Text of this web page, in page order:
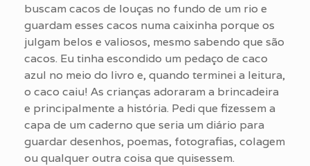
buscam cacos de louças no fundo de um rio e
guardam esses cacos numa caixinha porque os
julgam belos e valiosos, mesmo sabendo que são
cacos. Eu tinha escondido um pedaço de caco
azul no meio do livro e, quando terminei a leitura,
o caco caiu! As crianças adoraram a brincadeira
e principalmente a história. Pedi que fizessem a
capa de um caderno que seria um diário para
guardar desenhos, poemas, fotografias, colagem
ou qualquer outra coisa que quisessem.